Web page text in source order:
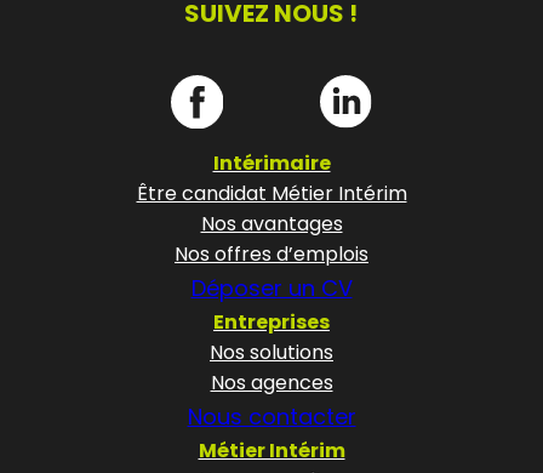
SUIVEZ NOUS !
Intérimaire
Être candidat Métier Intérim
Nos avantages
Nos offres d’emplois
Déposer un CV
Entreprises
Nos solutions
Nos agences
Nous contacter
Métier Intérim